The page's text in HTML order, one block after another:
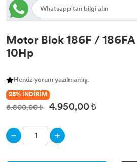
Motor Blok 186F /
10Hp
Henüz yorum yazılmamış.
28% İNDİRİM
6.800,00 ₺ 4.950,00 ₺